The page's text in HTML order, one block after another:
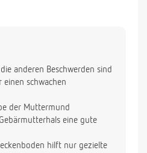
(laut FA mittlerweile
habe eine Zystozele und
durch viel Gymnastik
Auch habe ich seit der
wieder mit
tun (auch Hinweis auf
oder?).
anderen Beschwerden sind
einen schwachen
der Muttermund
eine gute
hilft nur gezielte